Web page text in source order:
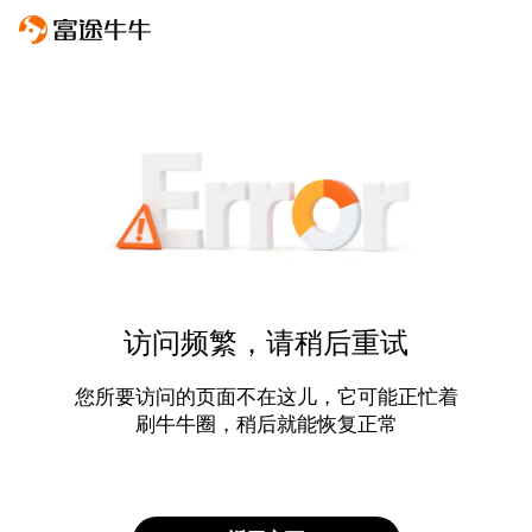
访问频繁，请稍后重试
您所要访问的页面不在这儿，它可能正忙着
刷牛牛圈，稍后就能恢复正常